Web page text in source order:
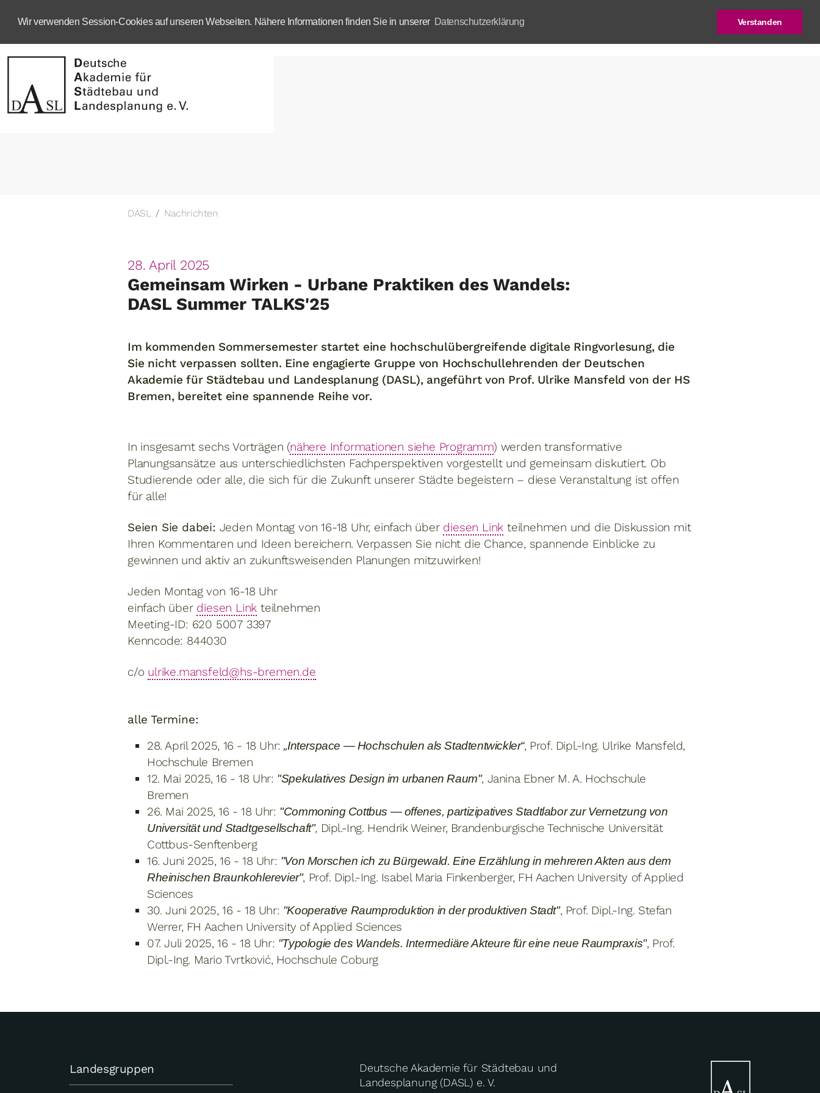
Wir verwenden Session-Cookies auf unseren Webseiten. Nähere Informationen finden Sie in unserer Datenschutzerklärung Verstanden
Aktuelles Akademie Deutscher Städtebaupreis
DASL Nachrichten
28. April 2025
Gemeinsam Wirken - Urbane Praktiken des Wandels:
DASL Summer TALKS'25
Im kommenden Sommersemester startet eine hochschulübergreifende digitale Ringvorlesung, die
Sie nicht verpassen sollten. Eine engagierte Gruppe von Hochschullehrenden der Deutschen
Akademie für Städtebau und Landesplanung (DASL), angeführt von Prof. Ulrike Mansfeld von der HS
Bremen, bereitet eine spannende Reihe vor.
In insgesamt sechs Vorträgen (nähere Informationen siehe Programm) werden transformative
Planungsansätze aus unterschiedlichsten Fachperspektiven vorgestellt und gemeinsam diskutiert. Ob
Studierende oder alle, die sich für die Zukunft unserer Städte begeistern – diese Veranstaltung ist offen
für alle!
Seien Sie dabei: Jeden Montag von 16-18 Uhr, einfach über diesen Link teilnehmen und die Diskussion mit
Ihren Kommentaren und Ideen bereichern. Verpassen Sie nicht die Chance, spannende Einblicke zu
gewinnen und aktiv an zukunftsweisenden Planungen mitzuwirken!
Jeden Montag von 16-18 Uhr
einfach über diesen Link teilnehmen
Meeting-ID: 620 5007 3397
Kenncode: 844030
c/o ulrike.mansfeld@hs-bremen.de
alle Termine:
28. April 2025, 16 - 18 Uhr:„Interspace — Hochschulen als Stadtentwickler“, Prof. Dipl.-Ing. Ulrike Mansfeld,
Hochschule Bremen
12. Mai 2025, 16 - 18 Uhr: "Spekulatives Design im urbanen Raum", Janina Ebner M. A. Hochschule
Bremen
26. Mai 2025, 16 - 18 Uhr: "Commoning Cottbus — offenes, partizipatives Stadtlabor zur Vernetzung von
Universität und Stadtgesellschaft", Dipl.-Ing. Hendrik Weiner, Brandenburgische Technische Universität
Cottbus-Senftenberg
16. Juni 2025, 16 - 18 Uhr: "Von Morschen ich zu Bürgewald. Eine Erzählung in mehreren Akten aus dem
Rheinischen Braunkohlerevier", Prof. Dipl.-Ing. Isabel Maria Finkenberger, FH Aachen University of Applied
Sciences
30. Juni 2025, 16 - 18 Uhr: "Kooperative Raumproduktion in der produktiven Stadt", Prof. Dipl.-Ing. Stefan
Werrer, FH Aachen University of Applied Sciences
07. Juli 2025, 16 - 18 Uhr: "Typologie des Wandels. Intermediäre Akteure für eine neue Raumpraxis", Prof.
Dipl.-Ing. Mario Tvrtković, Hochschule Coburg
Landesgruppen
Deutsche Akademie für Städtebau und
Landesplanung (DASL) e. V.